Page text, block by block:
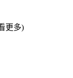
更多)